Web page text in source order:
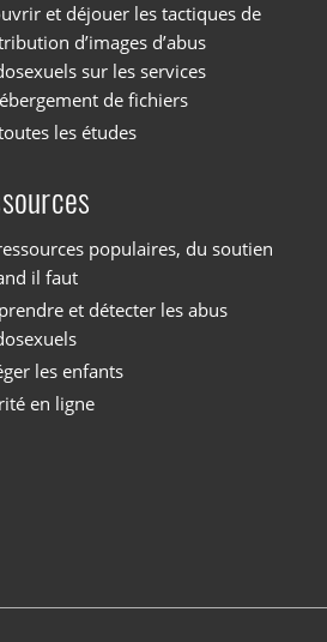
et déjouer les tactiques de
d’images d’abus
sur les services
de fichiers
les études
populaires, du soutien
il faut
et détecter les abus
les enfants
en ligne